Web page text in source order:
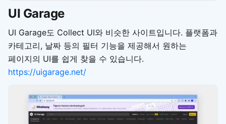
UI Garage
UI Garage도 Collect UI와 비슷한 사이트입니다. 플랫폼과
카테고리, 날짜 등의 필터 기능을 제공해서 원하는
페이지의 UI를 쉽게 찾을 수 있습니다.
https://uigarage.net/